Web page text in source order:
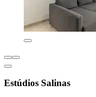
Estúdios Salinas